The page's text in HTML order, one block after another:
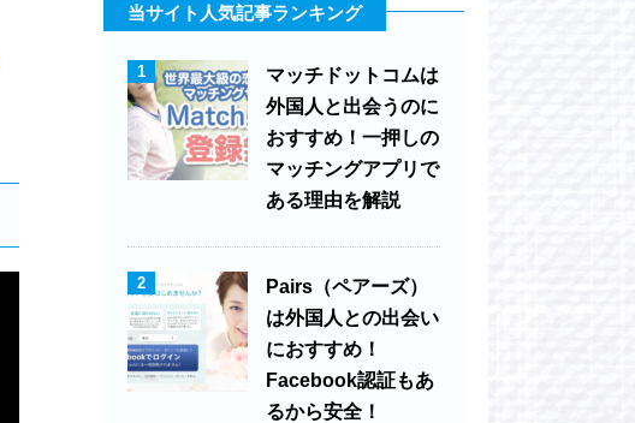
当サイト人気記事ランキング
1
マッチドットコムは
外国人と出会うのに
おすすめ！一押しの
マッチングアプリで
ある理由を解説
2
Pairs（ペアーズ）
は外国人との出会い
におすすめ！
Facebook認証もあ
るから安全！